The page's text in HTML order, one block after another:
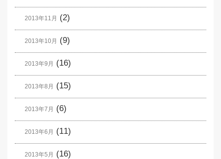
2013年11月 (2)
2013年10月 (9)
2013年9月 (16)
2013年8月 (15)
2013年7月 (6)
2013年6月 (11)
2013年5月 (16)